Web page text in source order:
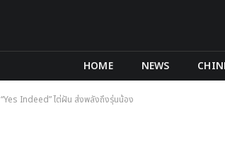
HOME NEWS
“Yes Indeed” ไต่ฝัน ส่งพลังถึงรุ่นน้อง